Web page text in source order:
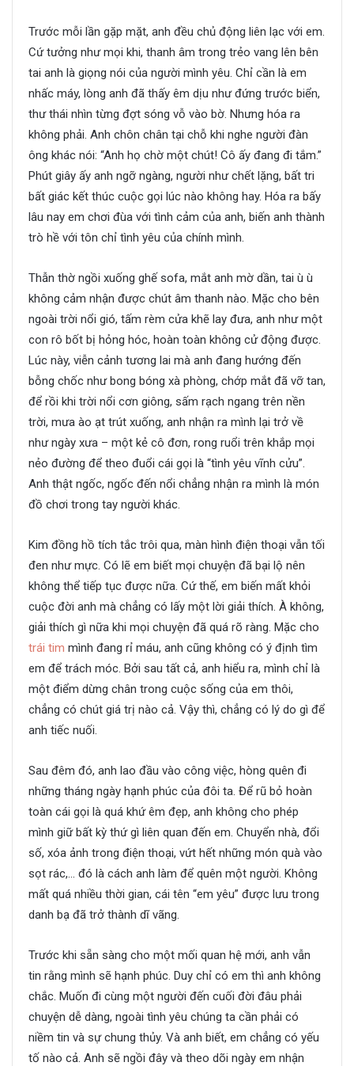
Trước mỗi lần gặp mặt, anh đều chủ động liên lạc với em.
Cứ tưởng như mọi khi, thanh âm trong trẻo vang lên bên
tai anh là giọng nói của người mình yêu. Chỉ cần là em
nhấc máy, lòng anh đã thấy êm dịu như đứng trước biển,
thư thái nhìn từng đợt sóng vỗ vào bờ. Nhưng hóa ra
không phải. Anh chôn chân tại chỗ khi nghe người đàn
ông khác nói: “Anh họ chờ một chút! Cô ấy đang đi tắm.”
Phút giây ấy anh ngỡ ngàng, người như chết lặng, bất tri
bất giác kết thúc cuộc gọi lúc nào không hay. Hóa ra bấy
lâu nay em chơi đùa với tình cảm của anh, biến anh thành
trò hề với tôn chỉ tình yêu của chính mình.
Thẫn thờ ngồi xuống ghế sofa, mắt anh mờ dần, tai ù ù
không cảm nhận được chút âm thanh nào. Mặc cho bên
ngoài trời nổi gió, tấm rèm cửa khẽ lay đưa, anh như một
con rô bốt bị hỏng hóc, hoàn toàn không cử động được.
Lúc này, viễn cảnh tương lai mà anh đang hướng đến
bỗng chốc như bong bóng xà phòng, chớp mắt đã vỡ tan,
để rồi khi trời nổi cơn giông, sấm rạch ngang trên nền
trời, mưa ào ạt trút xuống, anh nhận ra mình lại trở về
như ngày xưa – một kẻ cô đơn, rong ruổi trên khắp mọi
nẻo đường để theo đuổi cái gọi là “tình yêu vĩnh cửu”.
Anh thật ngốc, ngốc đến nổi chẳng nhận ra mình là món
đồ chơi trong tay người khác.
Kim đồng hồ tích tắc trôi qua, màn hình điện thoại vẫn tối
đen như mực. Có lẽ em biết mọi chuyện đã bại lộ nên
không thể tiếp tục được nữa. Cứ thế, em biến mất khỏi
cuộc đời anh mà chẳng có lấy một lời giải thích. À không,
giải thích gì nữa khi mọi chuyện đã quá rõ ràng. Mặc cho
trái tim mình đang rỉ máu, anh cũng không có ý định tìm
em để trách móc. Bởi sau tất cả, anh hiểu ra, mình chỉ là
một điểm dừng chân trong cuộc sống của em thôi,
chẳng có chút giá trị nào cả. Vậy thì, chẳng có lý do gì để
anh tiếc nuối.
Sau đêm đó, anh lao đầu vào công việc, hòng quên đi
những tháng ngày hạnh phúc của đôi ta. Để rũ bỏ hoàn
toàn cái gọi là quá khứ êm đẹp, anh không cho phép
mình giữ bất kỳ thứ gì liên quan đến em. Chuyển nhà, đổi
số, xóa ảnh trong điện thoại, vứt hết những món quà vào
sọt rác,… đó là cách anh làm để quên một người. Không
mất quá nhiều thời gian, cái tên “em yêu” được lưu trong
danh bạ đã trở thành dĩ vãng.
Trước khi sẵn sàng cho một mối quan hệ mới, anh vẫn
tin rằng mình sẽ hạnh phúc. Duy chỉ có em thì anh không
chắc. Muốn đi cùng một người đến cuối đời đâu phải
chuyện dễ dàng, ngoài tình yêu chúng ta cần phải có
niềm tin và sự chung thủy. Và anh biết, em chẳng có yếu
tố nào cả. Anh sẽ ngồi đây và theo dõi ngày em nhận